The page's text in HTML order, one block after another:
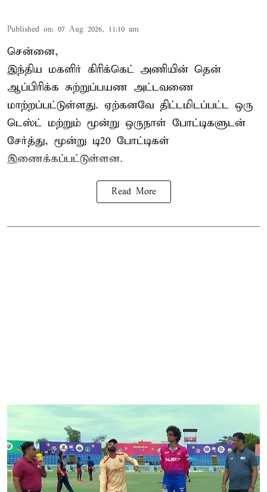
Published on: 07 Aug 2026, 11:10 am
சென்னை,
இந்திய மகளிர் கிரிக்கெட் அணியின் தென்
ஆப்பிரிக்க சுற்றுப்பயண அட்டவணை
மாற்றப்பட்டுள்ளது. ஏற்கனவே திட்டமிடப்பட்ட ஒரு
டெஸ்ட் மற்றும் மூன்று ஒருநாள் போட்டிகளுடன்
சேர்த்து, மூன்று டி20 போட்டிகள்
இணைக்கப்பட்டுள்ளன.
Read More